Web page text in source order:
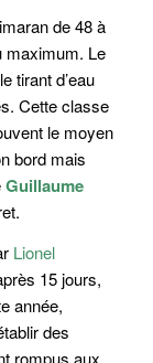
de 48 à
maximum. Le
tirant d’eau
Cette classe
le moyen
bord mais
Guillaume
Lionel
15 jours,
année,
des
rompus aux